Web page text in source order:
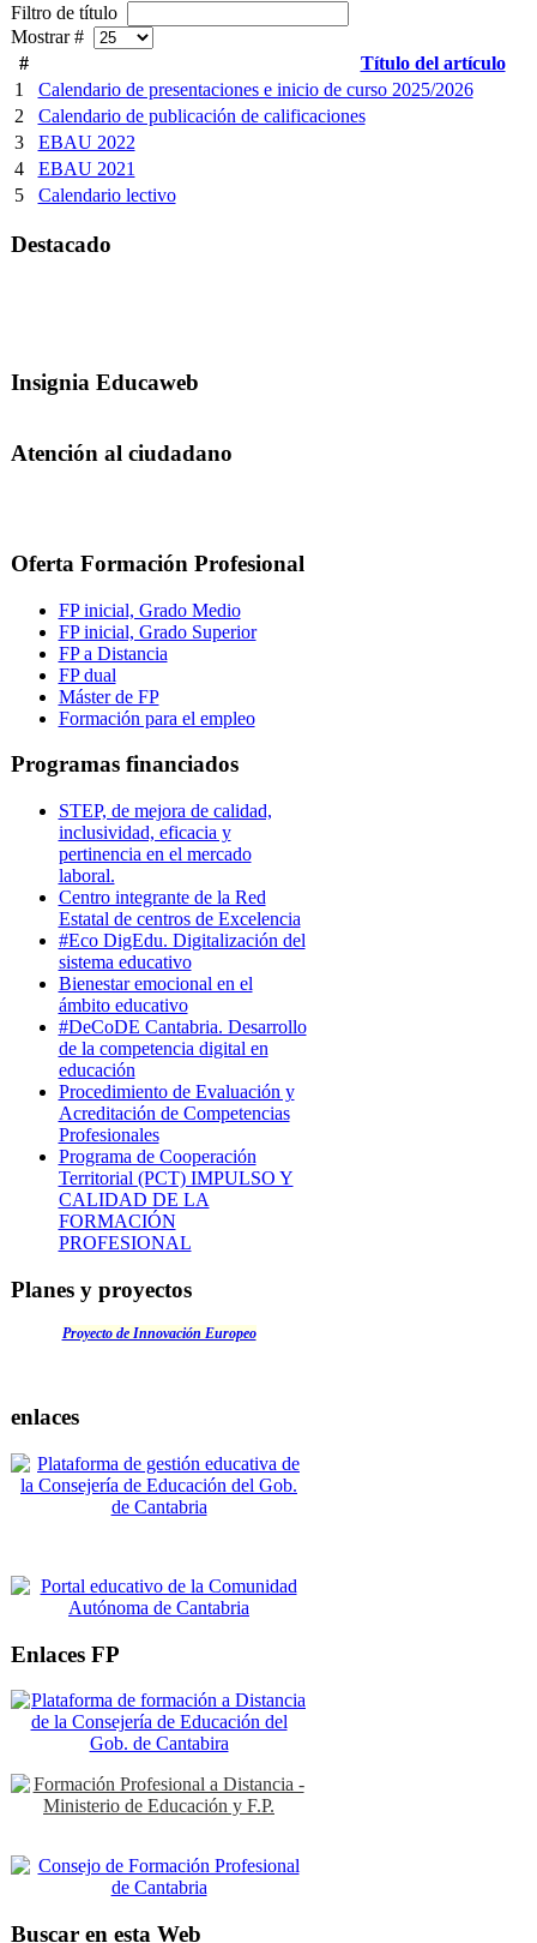
Filtro de título
Mostrar #
#
Título del artículo
1
Calendario de presentaciones e inicio de curso 2025/2026
2
Calendario de publicación de calificaciones
3
EBAU 2022
4
EBAU 2021
5
Calendario lectivo
Destacado
Insignia Educaweb
Atención al ciudadano
Oferta Formación Profesional
FP inicial, Grado Medio
FP inicial, Grado Superior
FP a Distancia
FP dual
Máster de FP
Formación para el empleo
Programas financiados
STEP, de mejora de calidad,
inclusividad, eficacia y
pertinencia en el mercado
laboral.
Centro integrante de la Red
Estatal de centros de Excelencia
#Eco DigEdu. Digitalización del
sistema educativo
Bienestar emocional en el
ámbito educativo
#DeCoDE Cantabria. Desarrollo
de la competencia digital en
educación
Procedimiento de Evaluación y
Acreditación de Competencias
Profesionales
Programa de Cooperación
Territorial (PCT) IMPULSO Y
CALIDAD DE LA
FORMACIÓN
PROFESIONAL
Planes y proyectos
Proyecto de Innovación Europeo
enlaces
Enlaces FP
Buscar en esta Web